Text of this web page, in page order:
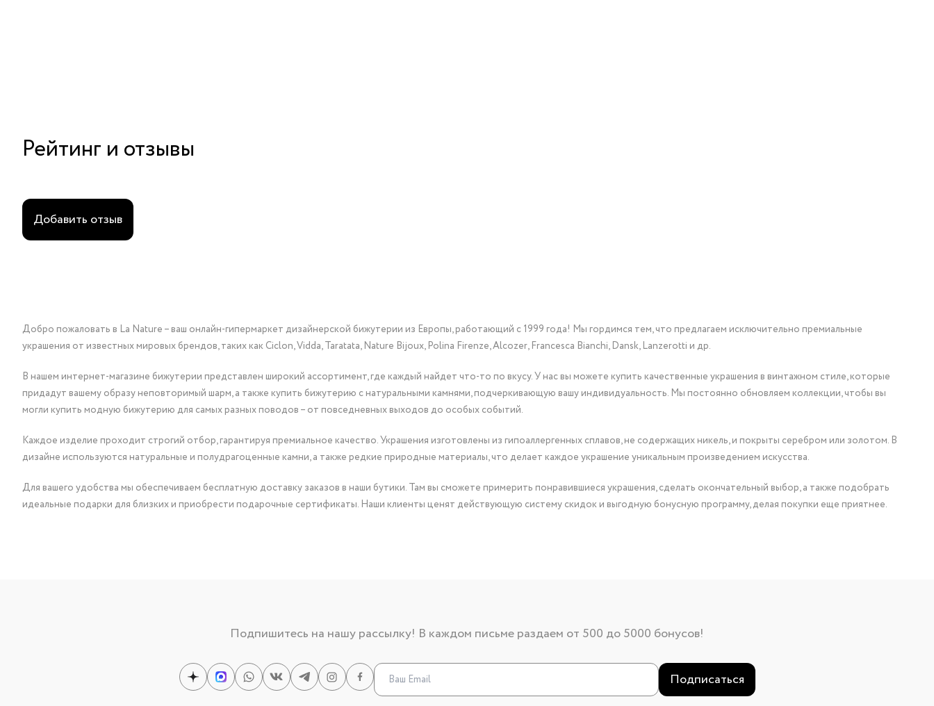
Рейтинг и отзывы
Добавить отзыв
Добро пожаловать в La Nature – ваш онлайн-гипермаркет дизайнерской бижутерии из Европы, работающий с 1999 года! Мы гордимся тем, что предлагаем исключительно премиальные
украшения от известных мировых брендов, таких как Ciclon, Vidda, Taratata, Nature Bijoux, Polina Firenze, Alcozer, Francesca Bianchi, Dansk, Lanzerotti и др.
В нашем интернет-магазине бижутерии представлен широкий ассортимент, где каждый найдет что-то по вкусу. У нас вы можете купить качественные украшения в винтажном стиле, которые
придадут вашему образу неповторимый шарм, а также купить бижутерию с натуральными камнями, подчеркивающую вашу индивидуальность. Мы постоянно обновляем коллекции, чтобы вы
могли купить модную бижутерию для самых разных поводов – от повседневных выходов до особых событий.
Каждое изделие проходит строгий отбор, гарантируя премиальное качество. Украшения изготовлены из гипоаллергенных сплавов, не содержащих никель, и покрыты серебром или золотом. В
дизайне используются натуральные и полудрагоценные камни, а также редкие природные материалы, что делает каждое украшение уникальным произведением искусства.
Для вашего удобства мы обеспечиваем бесплатную доставку заказов в наши бутики. Там вы сможете примерить понравившиеся украшения, сделать окончательный выбор, а также подобрать
идеальные подарки для близких и приобрести подарочные сертификаты. Наши клиенты ценят действующую систему скидок и выгодную бонусную программу, делая покупки еще приятнее.
Подпишитесь на нашу рассылку! В каждом письме раздаем от 500 до 5000 бонусов!
Подписаться